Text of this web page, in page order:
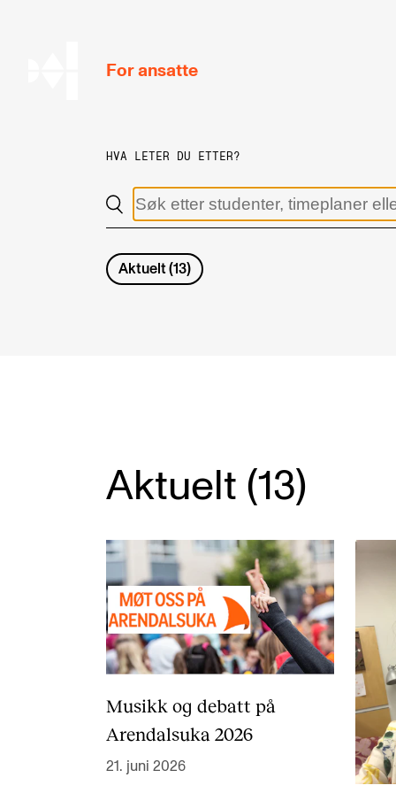
For ansatte
MITT ARBEIDSFORHOLD
Arbeidstid og lønn
Reiser og utveksling
UTVIKLINGSARBEID
Om FoU på NMH
Livet rundt FoU
For ph.d.-programmet i kunstnerisk
utviklingsarbeid
For ph.d.-programmet i musikkforskning
Forskningsetikk
HVA LETER DU ETTER?
Aktuelt(13)
Aktuelt (13)
Musikk og debatt på
Arendalsuka 2026
21. juni 2026